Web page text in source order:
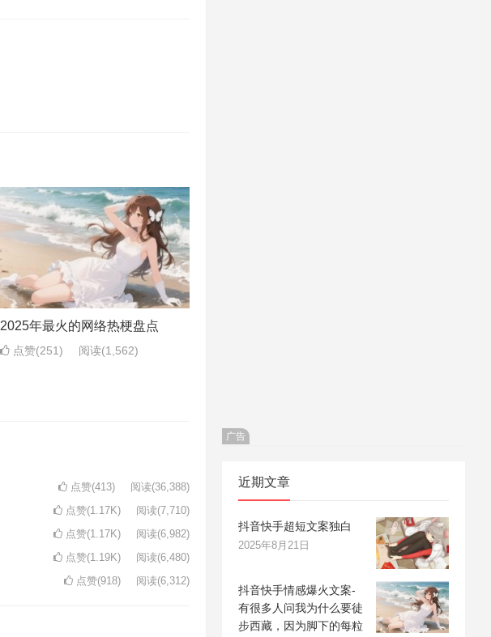
2025年最火的网络热梗盘点
点赞(251) 阅读(1,562)
点赞(413) 阅读(36,388)
点赞(1.17K) 阅读(7,710)
点赞(1.17K) 阅读(6,982)
点赞(1.19K) 阅读(6,480)
点赞(918) 阅读(6,312)
广告
近期文章
抖音快手超短文案独白
2025年8月21日
抖音快手情感爆火文案-
有很多人问我为什么要徒
步西藏，因为脚下的每粒